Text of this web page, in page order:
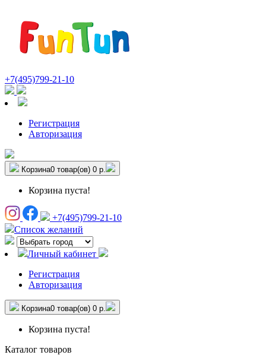
+7(495)799-21-10
Регистрация
Авторизация
Корзина0 товар(ов) 0 р.
Корзина пуста!
+7(495)799-21-10
Список желаний
Личный кабинет
Регистрация
Авторизация
Корзина0 товар(ов) 0 р.
Корзина пуста!
Каталог товаров